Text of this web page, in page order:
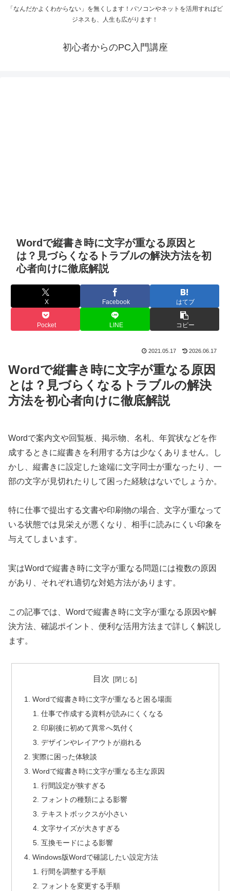
「なんだかよくわからない」を無くします！パソコンやネットを活用すればビ
ジネスも、人生も広がります！
初心者からのPC入門講座
Wordで縦書き時に文字が重なる原因と
は？見づらくなるトラブルの解決方法を初
心者向けに徹底解説
X Facebook はてブ
Pocket LINE コピー
2021.05.17 2026.06.17
Wordで縦書き時に文字が重なる原因
とは？見づらくなるトラブルの解決
方法を初心者向けに徹底解説
Wordで案内文や回覧板、掲示物、名札、年賀状などを作
成するときに縦書きを利用する方は少なくありません。し
かし、縦書きに設定した途端に文字同士が重なったり、一
部の文字が見切れたりして困った経験はないでしょうか。
特に仕事で提出する文書や印刷物の場合、文字が重なって
いる状態では見栄えが悪くなり、相手に読みにくい印象を
与えてしまいます。
実はWordで縦書き時に文字が重なる問題には複数の原因
があり、それぞれ適切な対処方法があります。
この記事では、Wordで縦書き時に文字が重なる原因や解
決方法、確認ポイント、便利な活用方法まで詳しく解説し
ます。
目次
Wordで縦書き時に文字が重なると困る場面
仕事で作成する資料が読みにくくなる
印刷後に初めて異常へ気付く
デザインやレイアウトが崩れる
実際に困った体験談
Wordで縦書き時に文字が重なる主な原因
行間設定が狭すぎる
フォントの種類による影響
テキストボックスが小さい
文字サイズが大きすぎる
互換モードによる影響
Windows版Wordで確認したい設定方法
行間を調整する手順
フォントを変更する手順